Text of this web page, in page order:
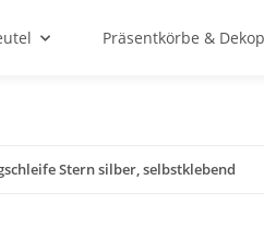
Präsentkörbe &
Stern silber, selbstklebend